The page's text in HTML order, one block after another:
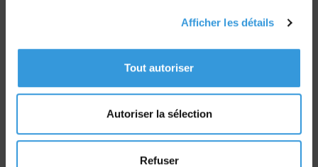
Afficher les détails
Tout autoriser
Autoriser la sélection
Refuser
CD 64 - CS22265
F 27950 SAINT MARCEL
www.cnpp.com
Foire aux questions